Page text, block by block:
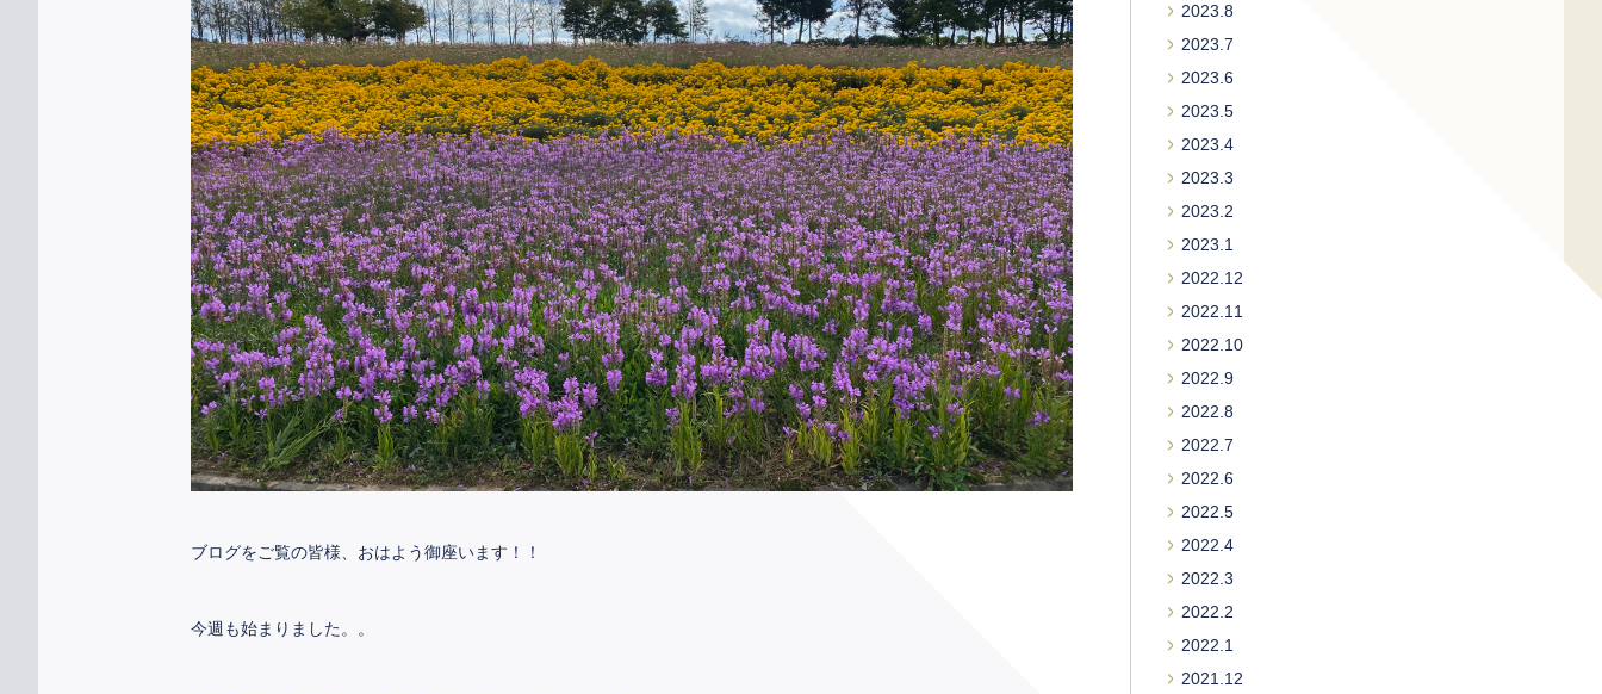
ブログをご覧の皆様、おはよう御座います！！
今週も始まりました。。
2023.8
2023.7
2023.6
2023.5
2023.4
2023.3
2023.2
2023.1
2022.12
2022.11
2022.10
2022.9
2022.8
2022.7
2022.6
2022.5
2022.4
2022.3
2022.2
2022.1
2021.12